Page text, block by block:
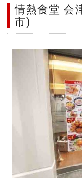
情熱食堂 会
市)